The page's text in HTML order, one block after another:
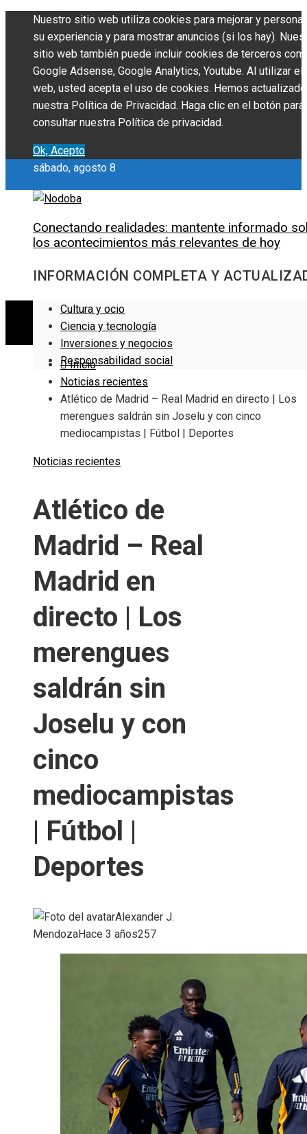
Nuestro sitio web utiliza cookies para mejorar y
su experiencia y para mostrar anuncios (si los hay).
sitio web también puede incluir cookies de terceros
Google Adsense, Google Analytics, Youtube. Al utilizar
web, usted acepta el uso de cookies. Hemos actualizado
nuestra Política de Privacidad. Haga clic en el botón para
consultar nuestra Política de privacidad.
Ok, Acepto
sábado, agosto 8
Conectando realidades: mantente informado
los acontecimientos más relevantes de hoy
INFORMACIÓN COMPLETA Y
Cultura y ocio
Ciencia y tecnología
Inversiones y negocios
Responsabilidad social
Inicio
Noticias recientes
Atlético de Madrid – Real Madrid en directo | Los
merengues saldrán sin Joselu y con cinco
mediocampistas | Fútbol | Deportes
Noticias recientes
Atlético de
Madrid – Real
Madrid en
directo | Los
merengues
saldrán sin
Joselu y con
cinco
mediocampistas
| Fútbol |
Deportes
Alexander J.
MendozaHace 3 años257